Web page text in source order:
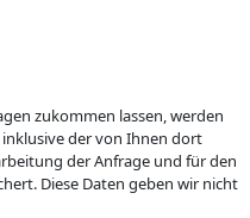
zukommen lassen, werden
der von Ihnen dort
der Anfrage und für den
Diese Daten geben wir nicht